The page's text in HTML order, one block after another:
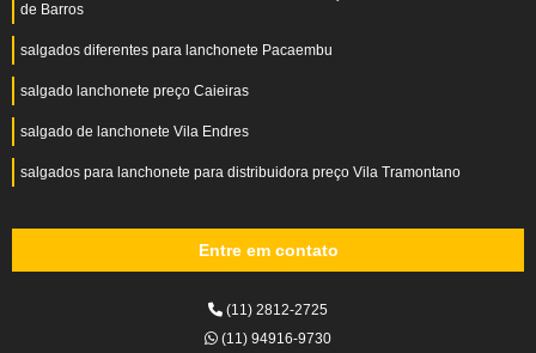
de Barros
salgados diferentes para lanchonete Pacaembu
salgado lanchonete preço Caieiras
salgado de lanchonete Vila Endres
salgados para lanchonete para distribuidora preço Vila Tramontano
Entre em contato
(11) 2812-2725
(11) 94916-9730